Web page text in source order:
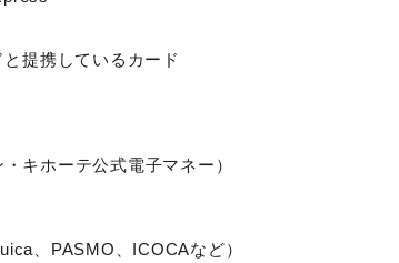
と提携しているカード
キホーテ公式電子マネー）
、PASMO、ICOCAなど）